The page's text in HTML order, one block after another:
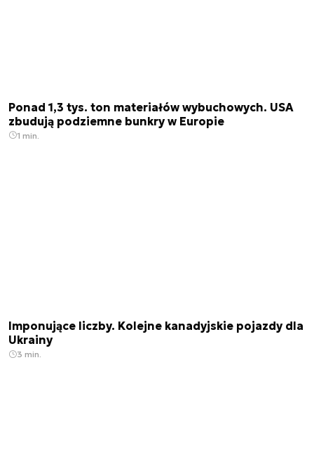
Ponad 1,3 tys. ton materiałów wybuchowych. USA
zbudują podziemne bunkry w Europie
1 min.
Imponujące liczby. Kolejne kanadyjskie pojazdy dla
Ukrainy
3 min.